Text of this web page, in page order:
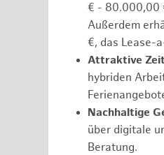
€ - 80.000,00
Außerdem
€, das Lease-
Attraktive
hybriden
Nachhaltige
über digitale
Beratung.